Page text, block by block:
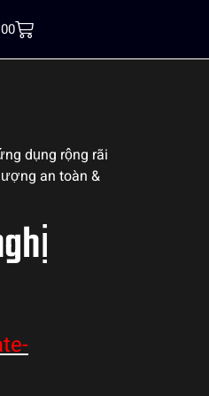
dụng rộng rãi
an toàn &